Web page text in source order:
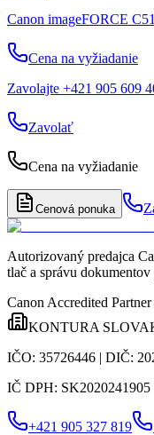
Canon imageFORCE
Cena na vyžiadanie
Zavolajte +421 905 609
Zavolať
Cena na vyžiadanie
Cenová ponuka
Autorizovaný predajca
tlač a správu
Canon Accredited Partner
KONTURA
IČO: 35726446 | DIČ:
IČ DPH: SK2020241905
+421 905 327 819